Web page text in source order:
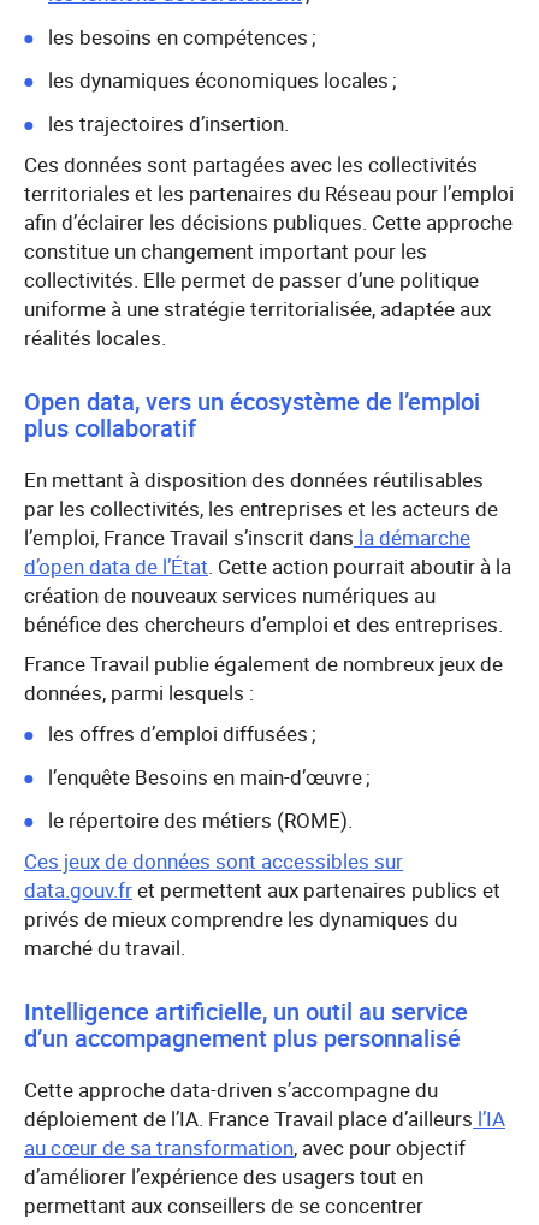
les besoins en compétences ;
les dynamiques économiques locales ;
les trajectoires d’insertion.
Ces données sont partagées avec les collectivités
territoriales et les partenaires du Réseau pour l’emploi
afin d’éclairer les décisions publiques. Cette approche
constitue un changement important pour les
collectivités. Elle permet de passer d’une politique
uniforme à une stratégie territorialisée, adaptée aux
réalités locales.
Open data, vers un écosystème de l’emploi
plus collaboratif
En mettant à disposition des données réutilisables
par les collectivités, les entreprises et les acteurs de
l’emploi, France Travail s’inscrit dans la démarche
d’open data de l’État. Cette action pourrait aboutir à la
création de nouveaux services numériques au
bénéfice des chercheurs d’emploi et des entreprises.
France Travail publie également de nombreux jeux de
données, parmi lesquels :
les offres d’emploi diffusées ;
l’enquête Besoins en main-d’œuvre ;
le répertoire des métiers (ROME).
Ces jeux de données sont accessibles sur
data.gouv.fret permettent aux partenaires publics et
privés de mieux comprendre les dynamiques du
marché du travail.
Intelligence artificielle, un outil au service
d’un accompagnement plus personnalisé
Cette approche data-driven s’accompagne du
déploiement de l’IA. France Travail place d’ailleurs l’IA
au cœur de sa transformation, avec pour objectif
d’améliorer l’expérience des usagers tout en
permettant aux conseillers de se concentrer